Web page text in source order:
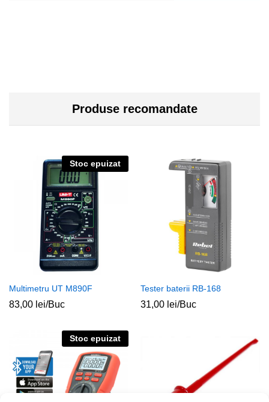
Produse recomandate
Stoc epuizat
Multimetru UT M890F
83,00 lei/Buc
Tester baterii RB-168
31,00 lei/Buc
Stoc epuizat